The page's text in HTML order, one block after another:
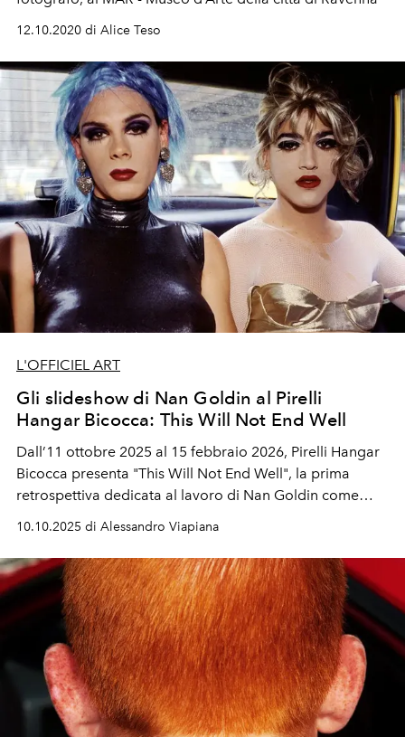
12.10.2020 di Alice Teso
L'OFFICIEL ART
Gli slideshow di Nan Goldin al Pirelli
Hangar Bicocca: This Will Not End Well
Dall’11 ottobre 2025 al 15 febbraio 2026, Pirelli Hangar
Bicocca presenta "This Will Not End Well", la prima
retrospettiva dedicata al lavoro di Nan Goldin come
10.10.2025 di Alessandro Viapiana